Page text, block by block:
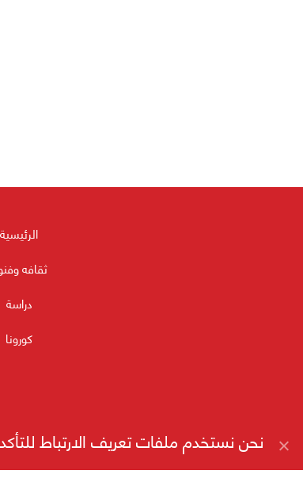
الرئيسية
ثقافه
دراسة
كورونا
نحن نستخدم ملفات تعريف الارتباط